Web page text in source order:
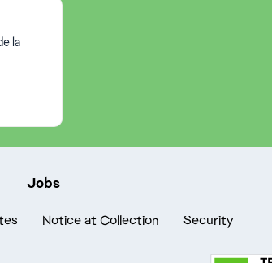
la
Jobs
Notice at Collection Security